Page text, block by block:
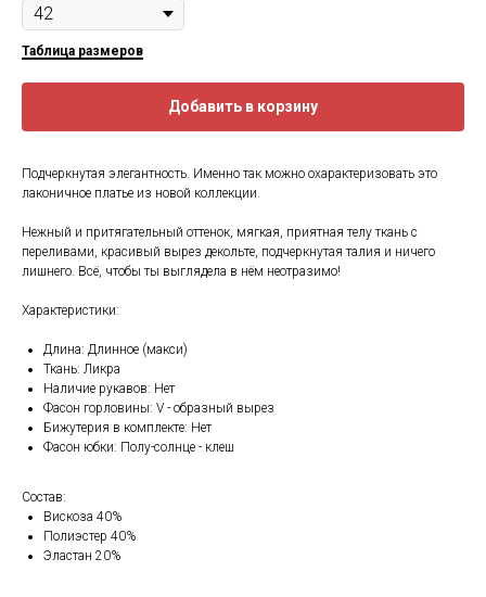
Таблица размеров
Добавить в корзину
Подчеркнутая элегантность. Именно так можно охарактеризовать это
лаконичное платье из новой коллекции.
Нежный и притягательный оттенок, мягкая, приятная телу ткань с
переливами, красивый вырез декольте, подчеркнутая талия и ничего
лишнего. Всё, чтобы ты выглядела в нём неотразимо!
Характеристики:
Длина: Длинное (макси)
Ткань: Ликра
Наличие рукавов: Нет
Фасон горловины: V - образный вырез
Бижутерия в комплекте: Нет
Фасон юбки: Полу-солнце - клеш
Состав:
Вискоза 40%
Полиэстер 40%
Эластан 20%